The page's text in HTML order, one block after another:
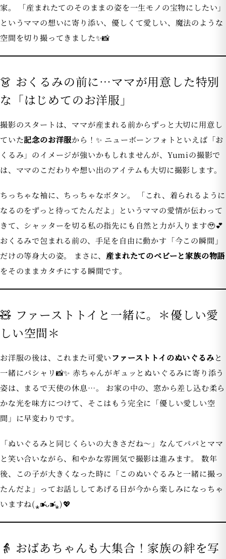
家。 「産まれたてのそのままの姿を一生モノの宝物にしたい」
というママの想いに寄り添い、優しくて愛しい、魔法のような
空間を切り撮ってきました✨📸
👗 おくるみの前に…ママが用意した特別
な「はじめてのお洋服」
撮影のスタートは、ママが産まれる前からずっと大切に用意し
ていた記念のお洋服から！✨ ニューボーンフォトといえば「お
くるみ」のイメージが強いかもしれませんが、Yumiの撮影で
は、ママのこだわりや想い出のアイテムも大切に撮影します。
ちっちゃな袖に、ちっちゃなボタン。 「これ、着られるように
なるのをずっと待ってたんだよ」というママの愛情が伝わって
きて、シャッターを切る私の指先にも自然と力が入ります🥹💕
おくるみで包まれる前の、手足を自由に動かす「今この瞬間」
だけの等身大の姿。 まさに、 産まれたてのベビーと家族の物語
をそのままカタチにする瞬間です。
🧸 ファーストトイと一緒に。＊優しい愛
しい空間＊
お洋服の後は、これまた可愛いファーストトイのぬいぐるみと
一緒にパシャリ📸✨ 赤ちゃんがギュッとぬいぐるみに寄り添う
姿は、まるで天使の休息…。 お家の中の、窓から差し込む柔ら
かな光を味方につけて、そこはもう完全に「優しい愛しい空
間」に早変わりです。
「ぬいぐるみと同じくらいの大きさだね〜」なんてパパとママ
と笑い合いながら、和やかな雰囲気で撮影は進みます。 数年
後、この子が大きくなった時に「このぬいぐるみと一緒に撮っ
たんだよ」ってお話ししてあげる日が今から楽しみになっちゃ
いますね(⁎⁍̴̛ᴗ⁍̴̛⁎)💖
👵 おばあちゃんも大集合！家族の絆を写